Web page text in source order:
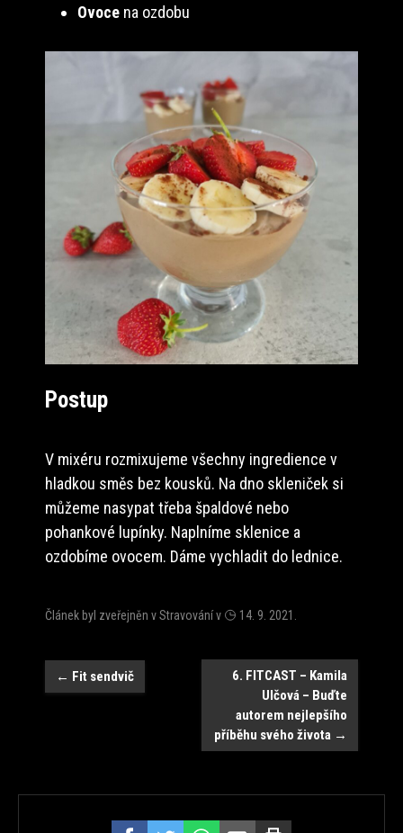
Ovoce na ozdobu
Postup
V mixéru rozmixujeme všechny ingredience v
hladkou směs bez kousků. Na dno skleniček si
můžeme nasypat třeba špaldové nebo
pohankové lupínky. Naplníme sklenice a
ozdobíme ovocem. Dáme vychladit do lednice.
Článek byl zveřejněn vStravovánív 14. 9. 2021
Navigace
← Fit sendvič
6. FITCAST – Kamila
Ulčová – Buďte
autorem nejlepšího
příběhu svého života →